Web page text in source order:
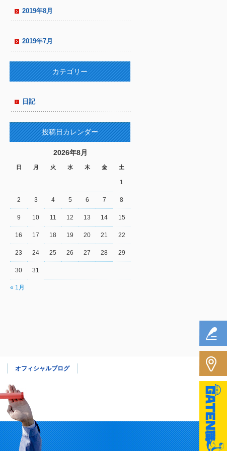
2019年8月
2019年7月
カテゴリー
日記
投稿日カレンダー
2026年8月
日 月 火 水 木 金 土
« 1月
1
2 3 4 5 6 7 8
9 10 11 12 13 14 15
16 17 18 19 20 21 22
23 24 25 26 27 28 29
30 31
オフィシャルブログ